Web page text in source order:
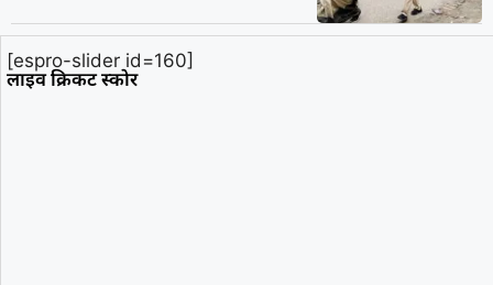
[espro-slider id=160]
लाइव क्रिकट स्कोर